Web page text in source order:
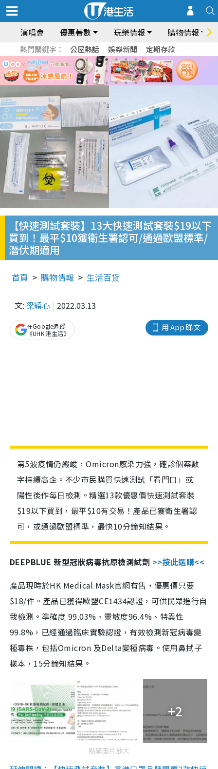
演唱會 優惠著數 玩樂情報 購物情報
熱門關鍵字： 公屋熱話 娛樂新聞 定期存款
【快速測試套裝】13大快速測試套裝$19以下
買到！最平$10獲衛生署認可/通過歐盟標準/
潛伏期適用
首頁 購物情報 生活百貨
文: 梁穎心 2022.03.13
用 App 睇文
在Google追蹤
《UHK 港生活》
第5波疫情仍嚴峻，Omicron感染力強，確診個案數
字持續高企。不少市民購買快速測試「看門口」或
陽性後作每日檢測。精選13款優惠價快速測試套裝
$19以下買到，最平$10有交易！產品已獲衛生署認
可，或通過歐盟標準，最快10分鐘知結果。
DEEPBLUE 新型冠狀病毒抗原檢測試劑 >>按此選購<<
產品現時於HK Medical Mask官網有售，優惠價只要
$18/件。產品已獲得歐盟CE1434認證，可供民眾進行自
我檢測。準確度 99.03%、靈敏度96.4%、特異性
99.8%，已經通過臨床實驗認證，有效檢測新冠病毒變
種毒株，包括Omicron 及Delta變種病毒。使用鼻拭子
樣本，15分鐘知結果。
+2
點擊圖片放大